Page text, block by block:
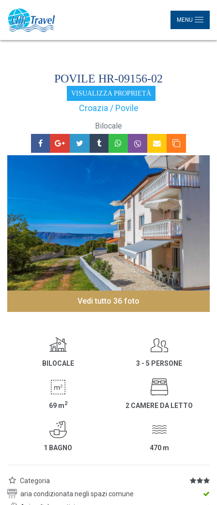
MENU
POVILE HR-09156-02
VISUALIZZA PROPRIETÀ
Croazia / Povile
Bilocale
Vedi tutto 36 foto
BILOCALE 3 - 5 PERSONE
69 m2 2 CAMERE DA LETTO
1 BAGNO 470 m
Categoria
aria condizionata negli spazi comune